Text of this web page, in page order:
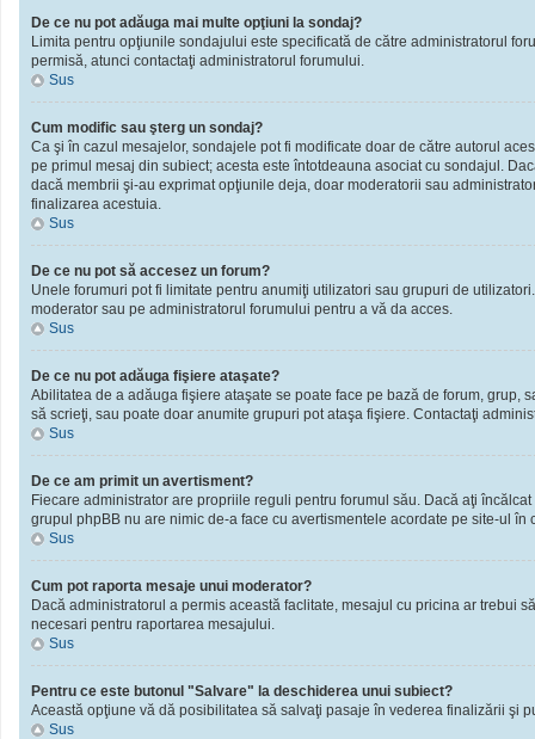
De ce nu pot adăuga mai multe opţiuni la sondaj?
Limita pentru opţiunile sondajului este specificată de către administratorul
permisă, atunci contactaţi administratorul forumului.
Sus
Cum modific sau şterg un sondaj?
Ca şi în cazul mesajelor, sondajele pot fi modificate doar de către autorul
pe primul mesaj din subiect; acesta este întotdeauna asociat cu sondajul.
dacă membrii şi-au exprimat opţiunile deja, doar moderatorii sau
finalizarea acestuia.
Sus
De ce nu pot să accesez un forum?
Unele forumuri pot fi limitate pentru anumiţi utilizatori sau grupuri de
moderator sau pe administratorul forumului pentru a vă da acces.
Sus
De ce nu pot adăuga fişiere ataşate?
Abilitatea de a adăuga fişiere ataşate se poate face pe bază de forum, grup,
să scrieţi, sau poate doar anumite grupuri pot ataşa fişiere. Contactaţi
Sus
De ce am primit un avertisment?
Fiecare administrator are propriile reguli pentru forumul său. Dacă aţi
grupul phpBB nu are nimic de-a face cu avertismentele acordate pe site-ul
Sus
Cum pot raporta mesaje unui moderator?
Dacă administratorul a permis această faclitate, mesajul cu pricina ar trebui
necesari pentru raportarea mesajului.
Sus
Pentru ce este butonul "Salvare" la deschiderea unui subiect?
Această opţiune vă dă posibilitatea să salvaţi pasaje în vederea finalizării şi
Sus